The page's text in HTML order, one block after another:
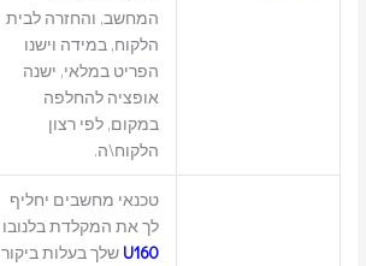
המחשב, והחזרה לבית
הלקוח, במידה וישנו
הפריט במלאי, ישנה
אופציה להחלפה
במקום, לפי רצון
הלקוח\ה.
טכנאי מחשבים יחליף
לך את המקלדת בלנובו
U160 שלך בעלות ביקור